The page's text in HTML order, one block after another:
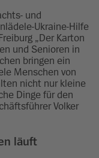
und
Ukraine-Hilfe
„Der Karton
und Senioren in
bringen ein
Menschen von
nicht nur kleine
Dinge für den
Volker
läuft